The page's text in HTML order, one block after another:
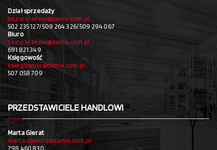
Dział sprzedaży
biuro.krakow@damix.com.pl
502 235 127/ 509 264 326/ 509 294 067
Biuro
biuro.krakow@damix.com.pl
691 821 349
Księgowość
ksiegowosc@damix.com.pl
507 058 709
PRZEDSTAWICIELE HANDLOWI
Marta Gierat
marta.zawora@damix.com.pl
798 460 830